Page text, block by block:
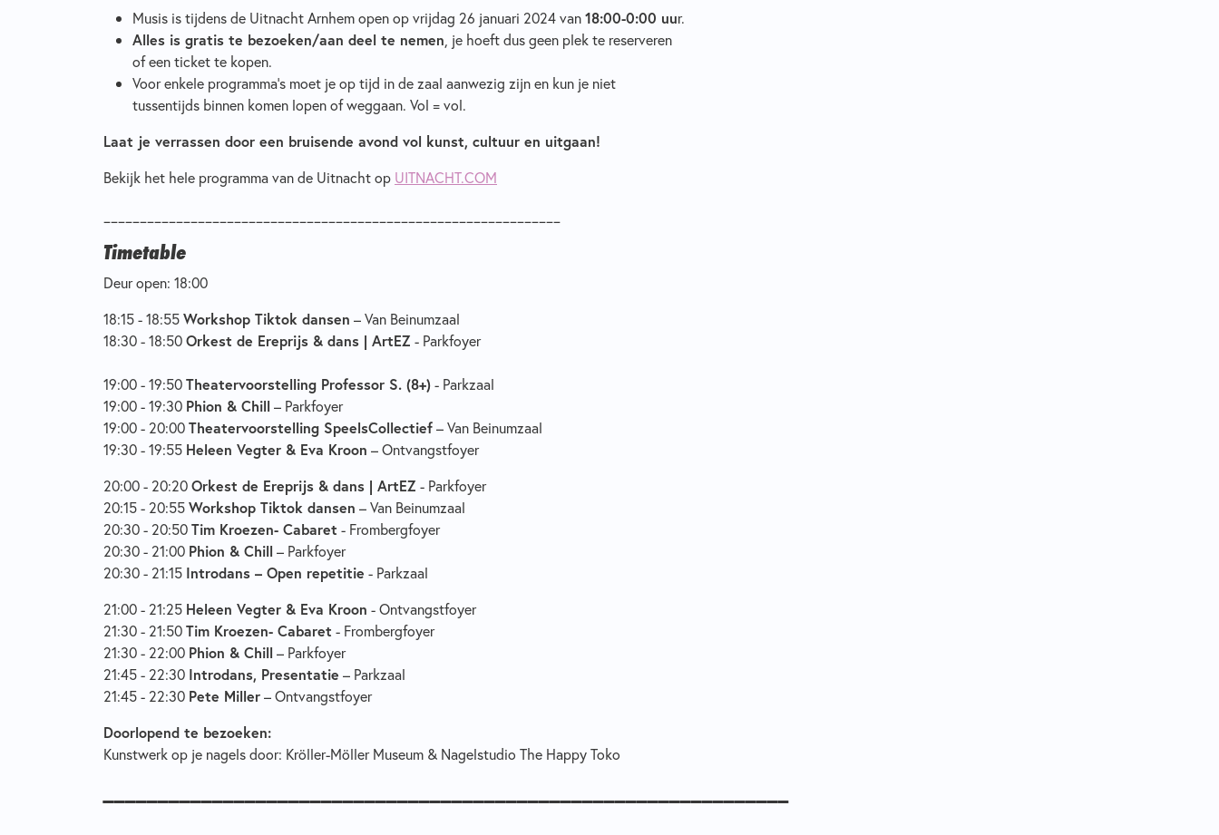
Musis is tijdens de Uitnacht Arnhem open op vrijdag 26 januari 2024 van18:00-0:00 uur.
Alles is gratis te bezoeken/aan deel te nemen , je hoeft dus geen plek te reserveren
of een ticket te kopen.
Voor enkele programma's moet je op tijd in de zaal aanwezig zijn en kun je niet
tussentijds binnen komen lopen of weggaan. Vol = vol.
Laat je verrassen door een bruisende avond vol kunst, cultuur en uitgaan!
Bekijk het hele programma van de Uitnacht op UITNACHT.COM
Timetable
Deur open: 18:00
18:15 - 18:55Workshop Tiktok dansen – Van Beinumzaal
18:30 - 18:50Orkest de Ereprijs & dans | ArtEZ - Parkfoyer
19:00 - 19:50Theatervoorstelling Professor S. (8+)- Parkzaal
19:00 - 19:30 Phion & Chill – Parkfoyer
19:00 - 20:00Theatervoorstelling SpeelsCollectief– Van Beinumzaal
19:30 - 19:55 Heleen Vegter & Eva Kroon – Ontvangstfoyer
20:00 - 20:20Orkest de Ereprijs & dans | ArtEZ - Parkfoyer
20:15 - 20:55Workshop Tiktok dansen – Van Beinumzaal
20:30 - 20:50Tim Kroezen- Cabaret - Frombergfoyer
20:30 - 21:00 Phion & Chill – Parkfoyer
20:30 - 21:15 Introdans – Open repetitie - Parkzaal
21:00 - 21:25 Heleen Vegter & Eva Kroon - Ontvangstfoyer
21:30 - 21:50Tim Kroezen- Cabaret - Frombergfoyer
21:30 - 22:00 Phion & Chill – Parkfoyer
21:45 - 22:30 Introdans, Presentatie – Parkzaal
21:45 - 22:30 Pete Miller– Ontvangstfoyer
Doorlopend te bezoeken:
Kunstwerk op je nagels door: Kröller-Möller Museum & Nagelstudio The Happy Toko